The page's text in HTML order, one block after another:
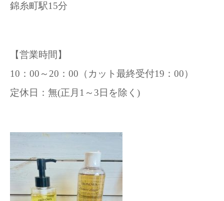
錦糸町駅15分
【営業時間】
10：00～20：00（カット最終受付19：00）
定休日：無(正月1～3日を除く)